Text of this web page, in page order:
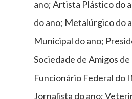
ano; Artista Plástico do
do ano; Metalúrgico do
Municipal do ano;
Sociedade de Amigos
Funcionário Federal do
Jornalista do ano;